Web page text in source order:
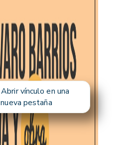
Abrir vínculo en una
nueva pestaña